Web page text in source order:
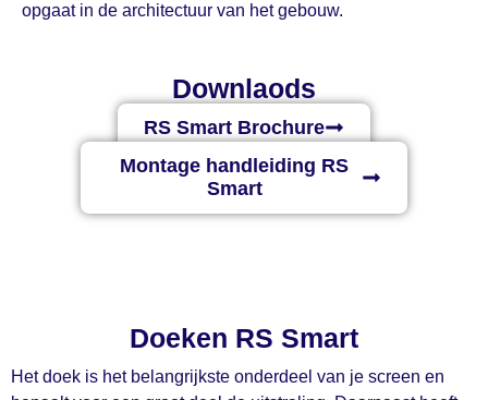
opgaat in de architectuur van het gebouw.
Downlaods
RS Smart Brochure
Montage handleiding RS
Smart
Doeken RS Smart
Het doek is het belangrijkste onderdeel van je screen en